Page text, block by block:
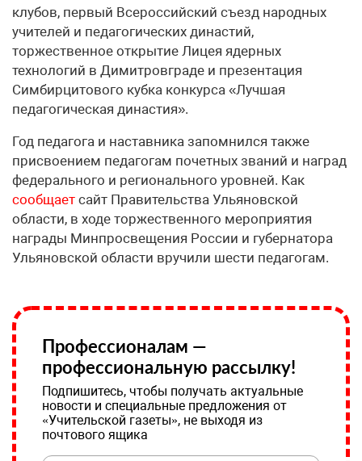
клубов, первый Всероссийский съезд народных
учителей и педагогических династий,
торжественное открытие Лицея ядерных
технологий в Димитровграде и презентация
Симбирцитового кубка конкурса «Лучшая
педагогическая династия».
Год педагога и наставника запомнился также
присвоением педагогам почетных званий и наград
федерального и регионального уровней. Как
сообщает сайт Правительства Ульяновской
области, в ходе торжественного мероприятия
награды Минпросвещения России и губернатора
Ульяновской области вручили шести педагогам.
Профессионалам —
профессиональную рассылку!
Подпишитесь, чтобы получать актуальные
новости и специальные предложения от
«Учительской газеты», не выходя из
почтового ящика